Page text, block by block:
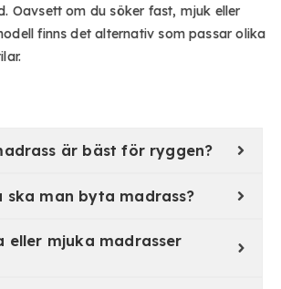
Oavsett om du söker fast, mjuk eller
finns det alternativ som passar olika
är bäst för ryggen?
ska man byta madrass?
eller mjuka madrasser